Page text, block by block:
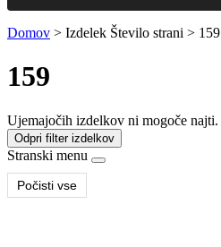
Domov > Izdelek Število strani > 159
159
Ujemajočih izdelkov ni mogoče najti.
Odpri filter izdelkov
Stranski menu
Počisti vse